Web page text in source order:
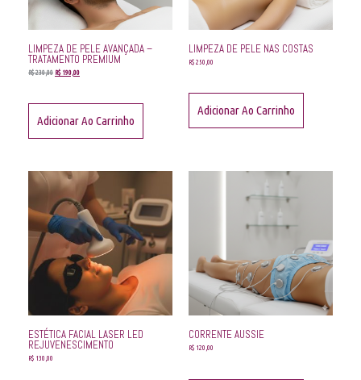
LIMPEZA DE PELE AVANÇADA –
TRATAMENTO PREMIUM
R$230,00 R$190,00
Adicionar Ao Carrinho
LIMPEZA DE PELE NAS COSTAS
R$ 250,00
Adicionar Ao Carrinho
ESTÉTICA FACIAL LASER LED
REJUVENESCIMENTO
R$ 130,00
CORRENTE AUSSIE
R$ 120,00